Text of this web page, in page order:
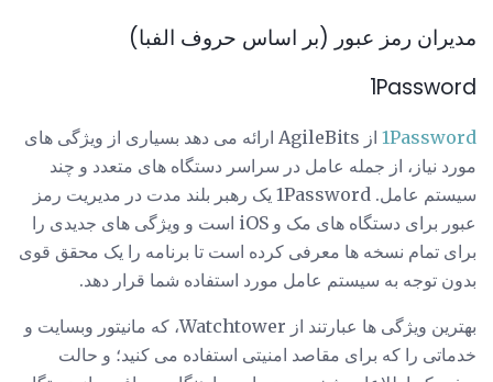
مدیران رمز عبور (بر اساس حروف الفبا)
1Password
1Password
از AgileBits ارائه می دهد بسیاری از ویژگی های
مورد نیاز، از جمله عامل در سراسر دستگاه های متعدد و چند
سیستم عامل. 1Password یک رهبر بلند مدت در مدیریت رمز
عبور برای دستگاه های مک و iOS است و ویژگی های جدیدی را
برای تمام نسخه ها معرفی کرده است تا برنامه را یک محقق قوی
بدون توجه به سیستم عامل مورد استفاده شما قرار دهد.
بهترین ویژگی ها عبارتند از Watchtower، که مانیتور وبسایت و
خدماتی را که برای مقاصد امنیتی استفاده می کنید؛ و حالت